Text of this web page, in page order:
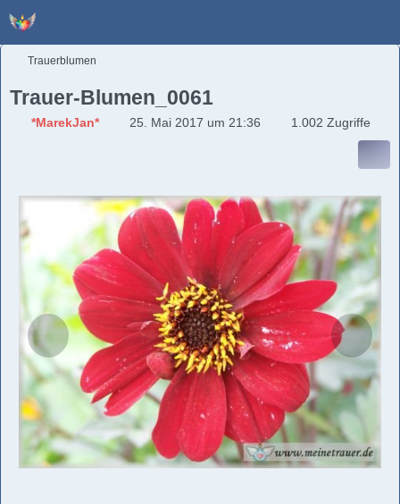
Trauerblumen
Trauer-Blumen_0061
*MarekJan* 25. Mai 2017 um 21:36 1.002 Zugriffe